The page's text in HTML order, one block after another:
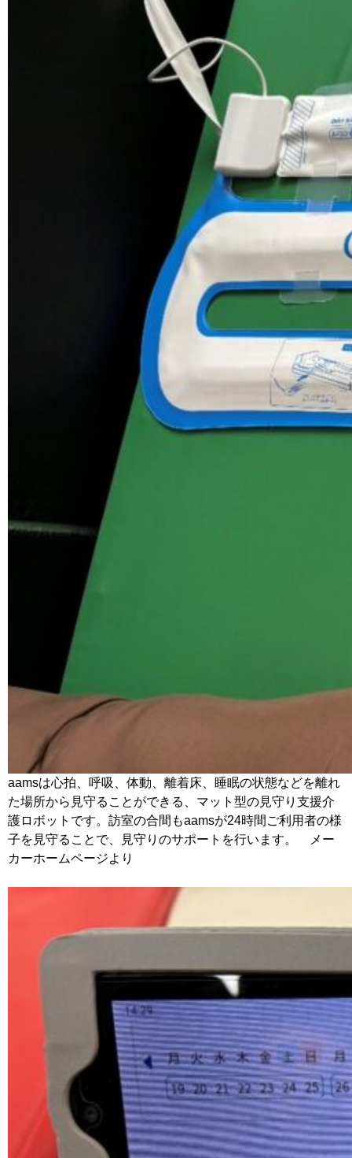
aamsは心拍、呼吸、体動、離着床、睡眠の状態などを離れ
た場所から見守ることができる、マット型の見守り支援介
護ロボットです。訪室の合間もaamsが24時間ご利用者の様
子を見守ることで、見守りのサポートを行います。 メー
カーホームページより